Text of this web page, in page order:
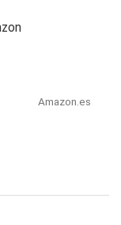
Amazon.es